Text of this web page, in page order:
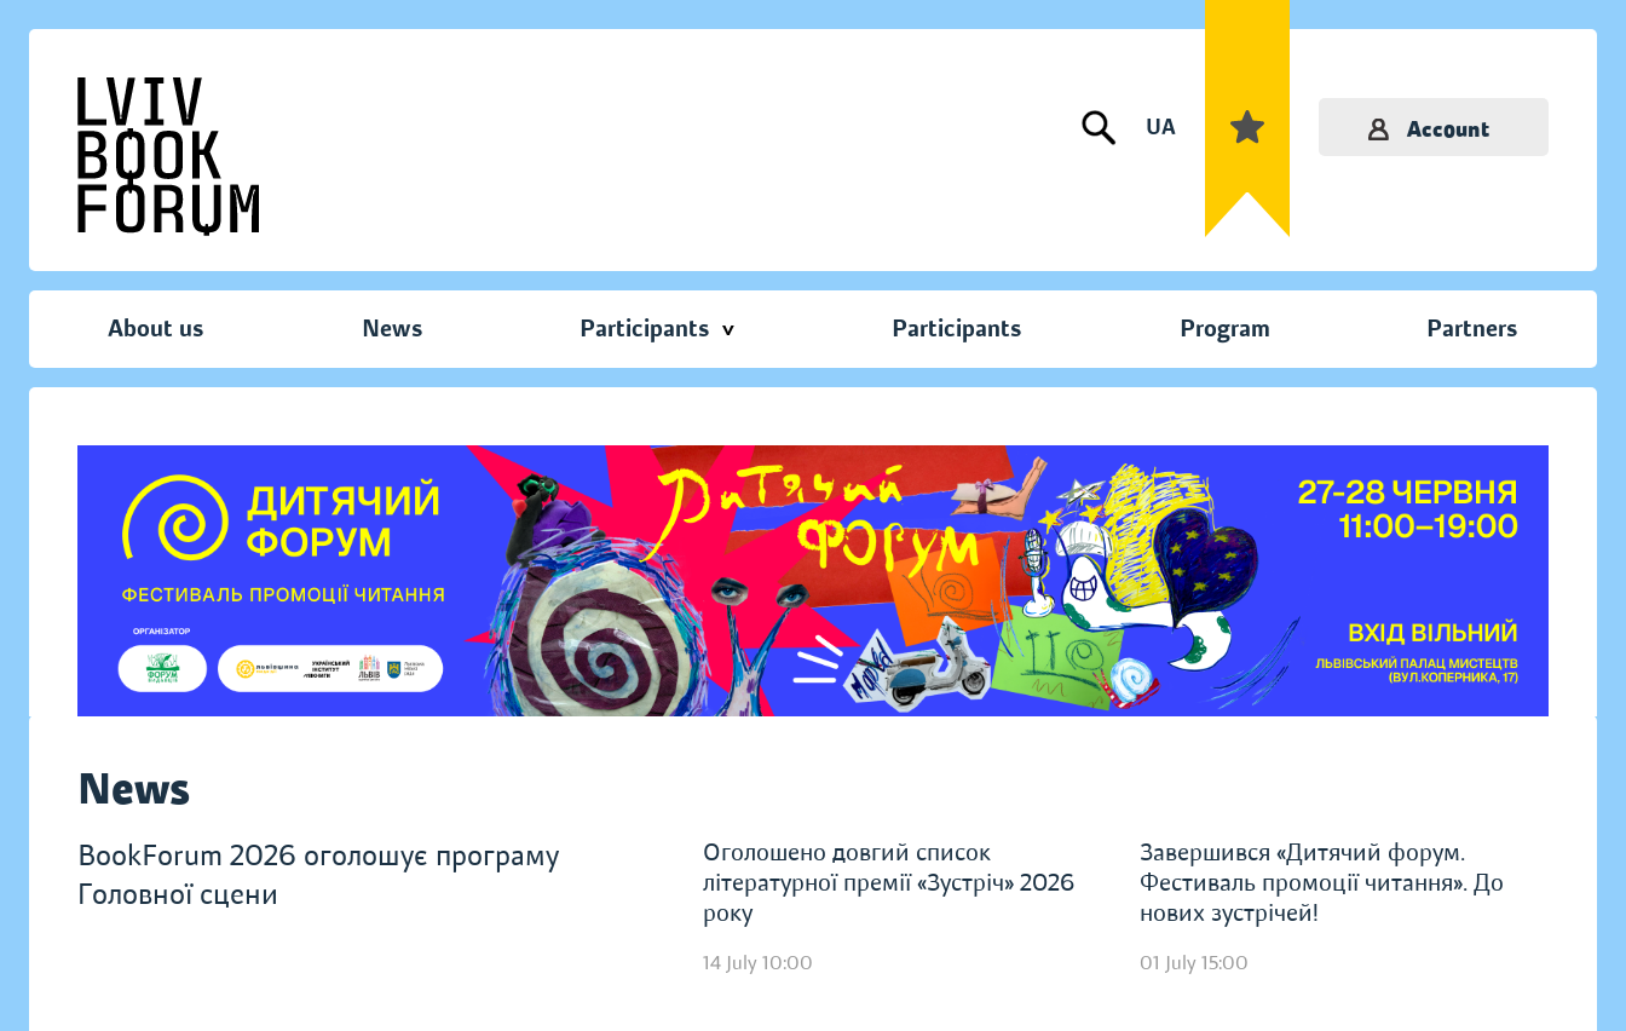
UA Account
About us News Participants Participants Program Partners
News
BookForum 2026 оголошує програму
Головної сцени
Оголошено довгий список
літературної премії «Зустріч» 2026
року
14 July 10:00
Завершився «Дитячий форум.
Фестиваль промоції читання». До
нових зустрічей!
01 July 15:00